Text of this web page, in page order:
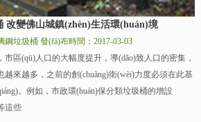
改變佛山城鎮(zhèn)生活環(huán)境
鋼垃圾桶 發(fā)布時間：2017-03-03
(qū)人口的大幅度提升，導(dǎo)致人口的密集，
來越多，之前的創(chuàng)衛(wèi)力度必須在此基
。例如，市政環(huán)保分類垃圾桶的增設
這些